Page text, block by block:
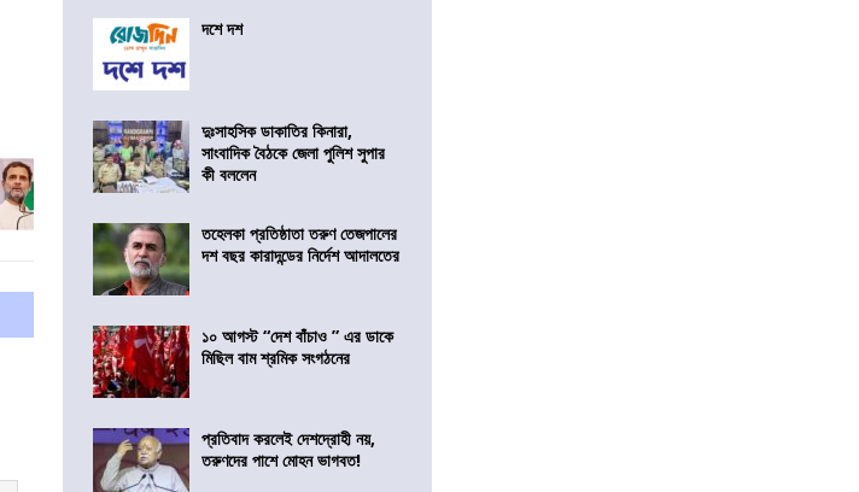
দশে দশ
দুঃসাহসিক ডাকাতির কিনারা,
সাংবাদিক বৈঠকে জেলা পুলিশ সুপার
কী বললেন
তহেলকা প্রতিষ্ঠাতা তরুণ তেজপালের
দশ বছর কারাদন্ডের নির্দেশ আদালতের
১০ আগস্ট “দেশ বাঁচাও ” এর ডাকে
মিছিল বাম শ্রমিক সংগঠনের
প্রতিবাদ করলেই দেশদ্রোহী নয়,
তরুণদের পাশে মোহন ভাগবত!